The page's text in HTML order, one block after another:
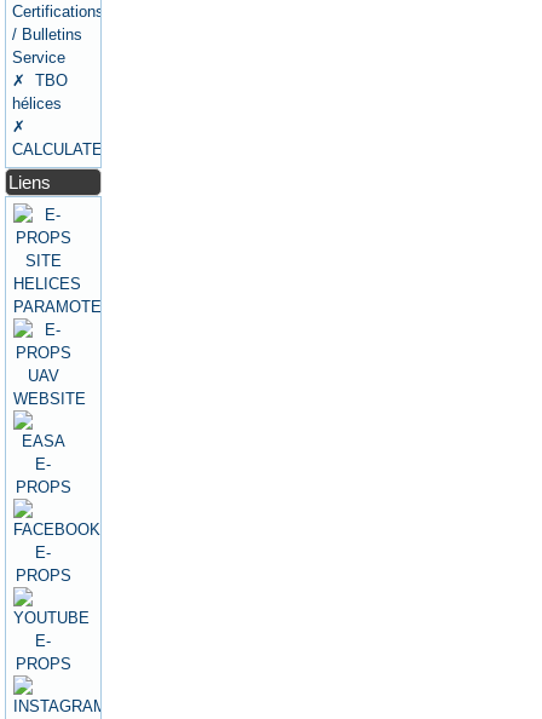
Certifications
/ Bulletins
Service
✗ TBO
hélices
✗
CALCULATEURS
Liens